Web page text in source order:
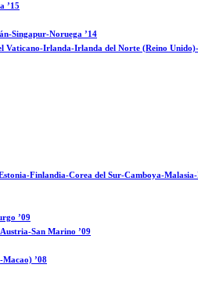
’15
Singapur-Noruega ’14
Vaticano-Irlanda-Irlanda del Norte (Reino
Finlandia-Corea del Sur-Camboya-Malasia-
’09
San Marino ’09
’08